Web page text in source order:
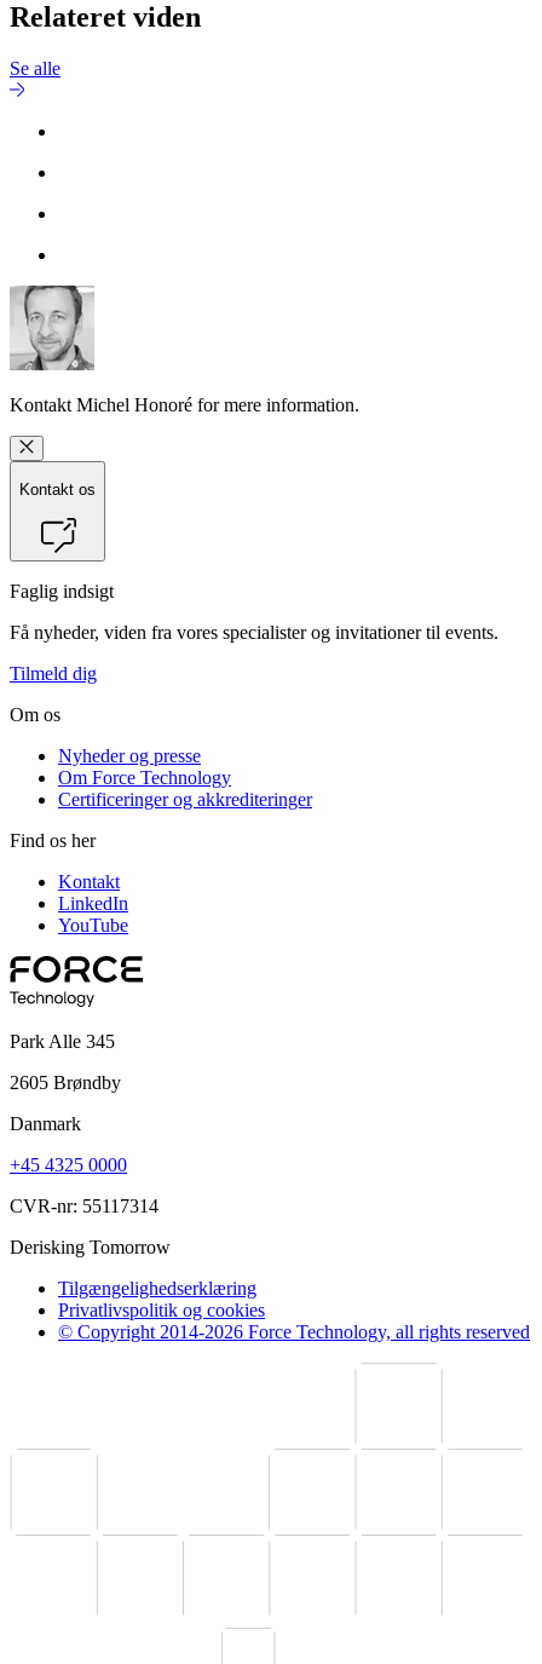
Relateret viden
Se alle
Kontakt Michel Honoré for mere information.
Kontakt os
Faglig indsigt
Få nyheder, viden fra vores specialister og invitationer til events.
Tilmeld dig
Om os
Nyheder og presse
Om Force Technology
Certificeringer og akkrediteringer
Find os her
Kontakt
LinkedIn
YouTube
Park Alle 345
2605 Brøndby
Danmark
+45 4325 0000
CVR-nr: 55117314
Derisking Tomorrow
Tilgængelighedserklæring
Privatlivspolitik og cookies
© Copyright 2014-2026 Force Technology, all rights reserved